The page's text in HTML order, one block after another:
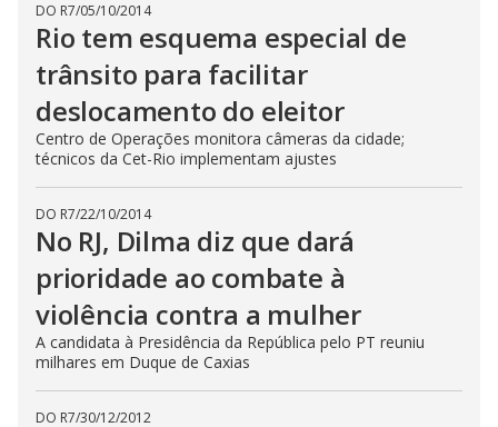
DO R7/05/10/2014
Rio tem esquema especial de
trânsito para facilitar
deslocamento do eleitor
Centro de Operações monitora câmeras da cidade;
técnicos da Cet-Rio implementam ajustes
DO R7/22/10/2014
No RJ, Dilma diz que dará
prioridade ao combate à
violência contra a mulher
A candidata à Presidência da República pelo PT reuniu
milhares em Duque de Caxias
DO R7/30/12/2012